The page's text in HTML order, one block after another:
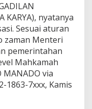
KARYA), nyatanya
Sesuai aturan
zaman Menteri
pemerintahan
Mahkamah
MANADO via
1863-7xxx, Kamis